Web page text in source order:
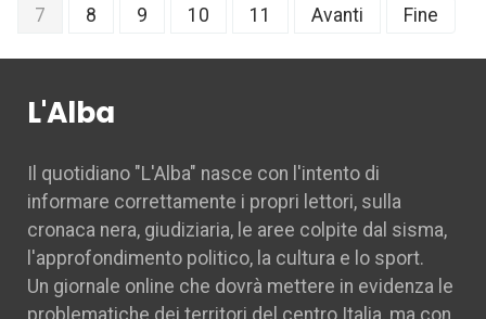
7
8 9 10 11 Avanti Fine
L'Alba
Il quotidiano "L'Alba" nasce con l'intento di
informare correttamente i propri lettori, sulla
cronaca nera, giudiziaria, le aree colpite dal sisma,
l'approfondimento politico, la cultura e lo sport.
Un giornale online che dovrà mettere in evidenza le